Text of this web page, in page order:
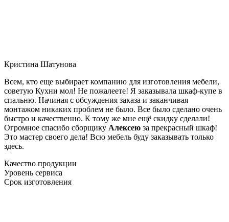
Кристина Шатунова
Всем, кто еще выбирает компанию для изготовления мебели,
советую Кухни мол! Не пожалеете! Я заказывала шкаф-купе в
спальню. Начиная с обсуждения заказа и заканчивая
монтажом никаких проблем не было. Все было сделано очень
быстро и качественно. К тому же мне ещё скидку сделали!
Огромное спасибо сборщику Алексею за прекрасный шкаф!
Это мастер своего дела! Всю мебель буду заказывать только
здесь.
Качество продукции
Уровень сервиса
Срок изготовления